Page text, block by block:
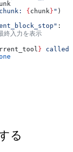
{chunk} " )
:
入力を表示
}
る